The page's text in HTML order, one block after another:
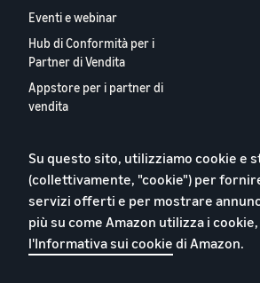
Eventi e webinar
Hub di Conformità per i
Partner di Vendita
Appstore per i partner di
vendita
Partner Vendita Europei
Contattaci
Informativa sulla privacy
Su questo sito, utilizziamo cookie e
(collettivamente, "cookie") per
servizi offerti e per mostrare
più su come Amazon utilizza i
l'Informativa sui cookie di Amazon.